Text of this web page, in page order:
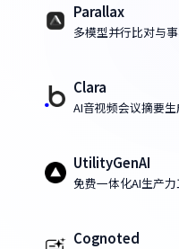
Parallax
多模型并行比对与
Clara
AI音视频会议摘要
UtilityGenAI
免费一体化AI生产
Cognoted